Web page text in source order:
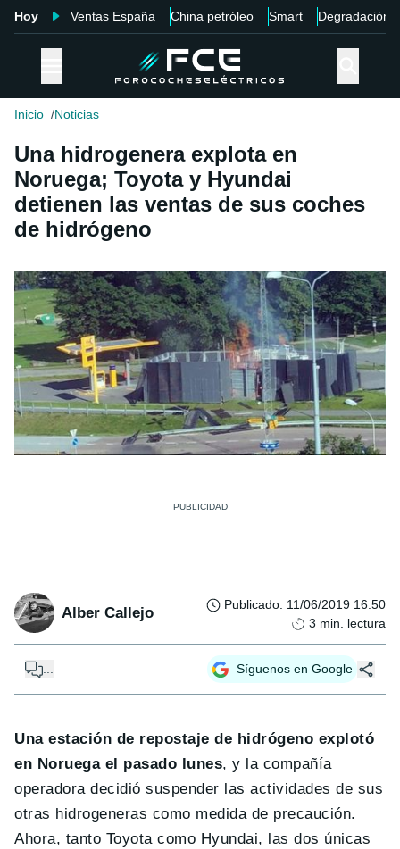
Hoy Ventas España China petróleo Smart Degradación
Inicio Noticias
Una hidrogenera explota en
Noruega; Toyota y Hyundai
detienen las ventas de sus coches
de hidrógeno
Alber Callejo Publicado: 11/06/2019 16:50
3 min. lectura
... Síguenos en Google
Una estación de repostaje de hidrógeno explotó
en Noruega el pasado lunes, y la compañía
operadora decidió suspender las actividades de sus
otras hidrogeneras como medida de precaución.
Ahora, tanto Toyota como Hyundai, las dos únicas